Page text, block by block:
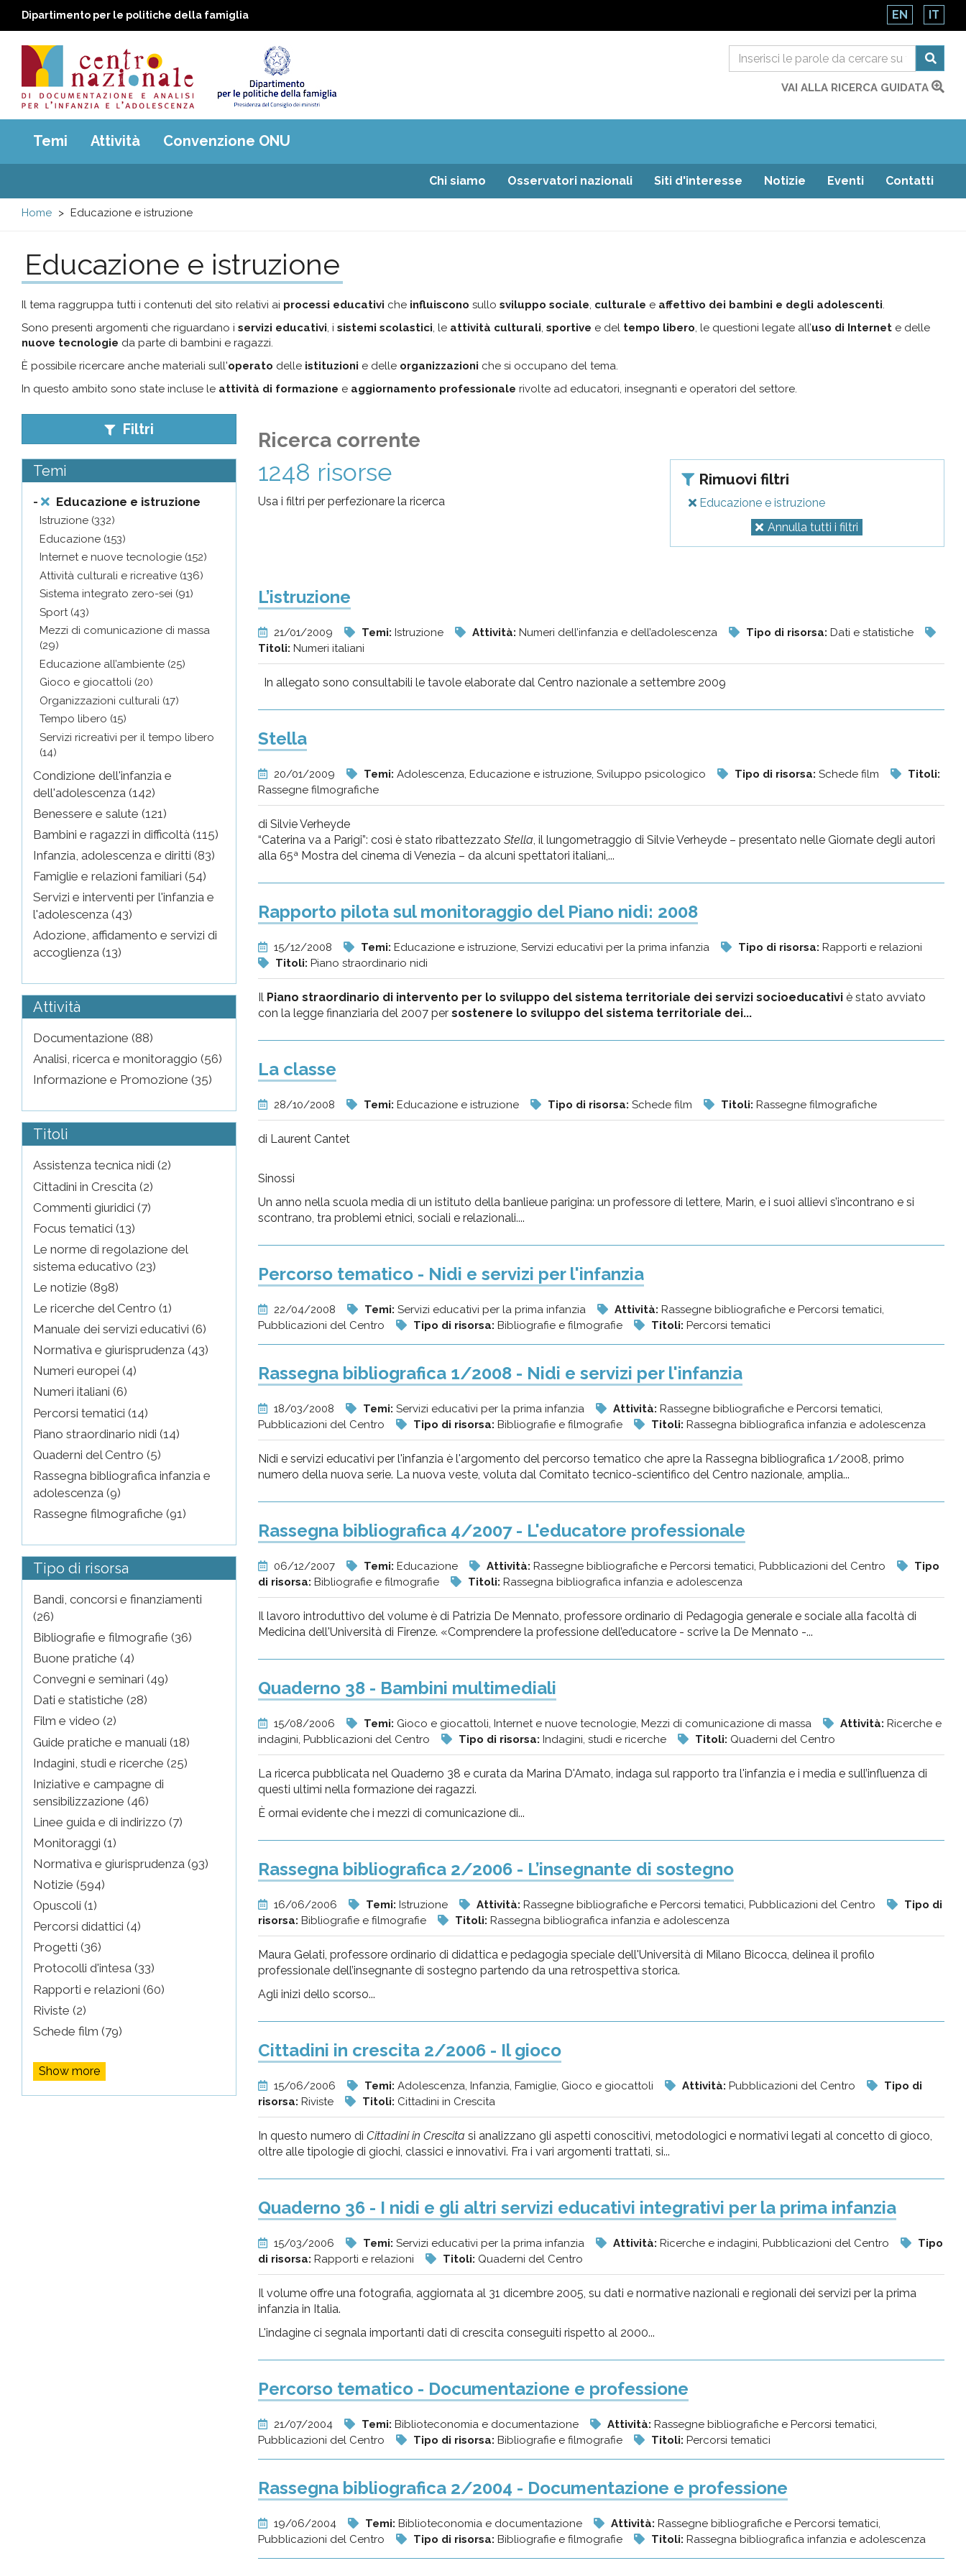
Dipartimento per le politiche della famiglia EN IT
Centro
nazionale
di
e
analisi
pr
l'infanzia
e
l'adolescenza
VAI ALLA RICERCA GUIDATA
Main
menu
Temi Attività Convenzione ONU
Chi siamo Osservatori nazionali Siti d'interesse Notizie Eventi Contatti
Home Educazione e istruzione
Educazione e istruzione
Il tema raggruppa tutti i contenuti del sito relativi ai processi educativi che influiscono sullo sviluppo sociale culturale e affettivo dei bambini e degli adolescenti
Sono presenti argomenti che riguardano i servizi educativi , i sistemi scolastici , le attività culturali sportive e del tempo libero , le questioni legate all’uso di Internet e delle
nuove tecnologie da parte di bambini e ragazzi.
È possibile ricercare anche materiali sull'operato delle istituzioni e delle organizzazioni che si occupano del tema.
In questo ambito sono state incluse le attività di formazione e aggiornamento professionale rivolte ad educatori, insegnanti e operatori del settore.
Filtri
Temi
- Educazione e istruzione
Istruzione (332)
Educazione (153)
Internet e nuove tecnologie (152)
Attività culturali e ricreative (136)
Sistema integrato zero-sei (91)
Sport (43)
Mezzi di comunicazione di massa
(29)
Educazione all’ambiente (25)
Gioco e giocattoli (20)
Organizzazioni culturali (17)
Tempo libero (15)
Servizi ricreativi per il tempo libero
(14)
Condizione dell'infanzia e
dell'adolescenza (142)
Benessere e salute (121)
Bambini e ragazzi in difficoltà (115)
Infanzia, adolescenza e diritti (83)
Famiglie e relazioni familiari (54)
Servizi e interventi per l'infanzia e
l'adolescenza (43)
Adozione, affidamento e servizi di
accoglienza (13)
Attività
Documentazione (88)
Analisi, ricerca e monitoraggio (56)
Informazione e Promozione (35)
Titoli
Assistenza tecnica nidi (2)
Cittadini in Crescita (2)
Commenti giuridici (7)
Focus tematici (13)
Le norme di regolazione del
sistema educativo (23)
Le notizie (898)
Le ricerche del Centro (1)
Manuale dei servizi educativi (6)
Normativa e giurisprudenza (43)
Numeri europei (4)
Numeri italiani (6)
Percorsi tematici (14)
Piano straordinario nidi (14)
Quaderni del Centro (5)
Rassegna bibliografica infanzia e
adolescenza (9)
Rassegne filmografiche (91)
Tipo di risorsa
Bandi, concorsi e finanziamenti
(26)
Bibliografie e filmografie (36)
Buone pratiche (4)
Convegni e seminari (49)
Dati e statistiche (28)
Film e video (2)
Guide pratiche e manuali (18)
Indagini, studi e ricerche (25)
Iniziative e campagne di
sensibilizzazione (46)
Linee guida e di indirizzo (7)
Monitoraggi (1)
Normativa e giurisprudenza (93)
Notizie (594)
Opuscoli (1)
Percorsi didattici (4)
Progetti (36)
Protocolli d'intesa (33)
Rapporti e relazioni (60)
Riviste (2)
Schede film (79)
Show more
Ricerca corrente
1248 risorse
Usa i filtri per perfezionare la ricerca
Rimuovi filtri
Educazione e istruzione
Annulla tutti i filtri
L’istruzione
21/01/2009 Temi: Istruzione Attività: Numeri dell’infanzia e dell’adolescenza Tipo di risorsa: Dati e statistiche
Titoli: Numeri italiani
In allegato sono consultabili le tavole elaborate dal Centro nazionale a settembre 2009
Stella
20/01/2009 Temi: Adolescenza, Educazione e istruzione, Sviluppo psicologico Tipo di risorsa: Schede film
Titoli:
Rassegne filmografiche
di Silvie Verheyde
“Caterina va a Parigi”: così è stato ribattezzato Stella , il lungometraggio di Silvie Verheyde – presentato nelle Giornate degli autori
alla 65ª Mostra del cinema di Venezia – da alcuni spettatori italiani,...
Rapporto pilota sul monitoraggio del Piano nidi: 2008
15/12/2008 Temi: Educazione e istruzione, Servizi educativi per la prima infanzia Tipo di risorsa: Rapporti e relazioni
Titoli: Piano straordinario nidi
Il Piano straordinario di intervento per lo sviluppo del sistema territoriale dei servizi socioeducativi è stato avviato
con la legge finanziaria del 2007 per sostenere lo sviluppo del sistema territoriale dei...
La classe
28/10/2008 Temi: Educazione e istruzione Tipo di risorsa: Schede film Titoli: Rassegne filmografiche
di Laurent Cantet
Sinossi
Un anno nella scuola media di un istituto della banlieue parigina: un professore di lettere, Marin, e i suoi allievi s’incontrano e si
scontrano, tra problemi etnici, sociali e relazionali....
Percorso tematico - Nidi e servizi per l'infanzia
22/04/2008 Temi: Servizi educativi per la prima infanzia Attività: Rassegne bibliografiche e Percorsi tematici,
Pubblicazioni del Centro
Tipo di risorsa: Bibliografie e filmografie Titoli: Percorsi tematici
Rassegna bibliografica 1/2008 - Nidi e servizi per l'infanzia
18/03/2008 Temi: Servizi educativi per la prima infanzia Attività: Rassegne bibliografiche e Percorsi tematici,
Pubblicazioni del Centro
Tipo di risorsa: Bibliografie e filmografie Titoli: Rassegna bibliografica infanzia e adolescenza
Nidi e servizi educativi per l'infanzia è l'argomento del percorso tematico che apre la Rassegna bibliografica 1/2008, primo
numero della nuova serie. La nuova veste, voluta dal Comitato tecnico-scientifico del Centro nazionale, amplia...
Rassegna bibliografica 4/2007 - L'educatore professionale
06/12/2007 Temi: Educazione Attività: Rassegne bibliografiche e Percorsi tematici, Pubblicazioni del Centro
Tipo
di risorsa: Bibliografie e filmografie Titoli: Rassegna bibliografica infanzia e adolescenza
Il lavoro introduttivo del volume è di Patrizia De Mennato, professore ordinario di Pedagogia generale e sociale alla facoltà di
Medicina dell'Università di Firenze. «Comprendere la professione dell’educatore - scrive la De Mennato -...
Quaderno 38 - Bambini multimediali
15/08/2006 Temi: Gioco e giocattoli, Internet e nuove tecnologie, Mezzi di comunicazione di massa Attività: Ricerche e
indagini, Pubblicazioni del Centro
Tipo di risorsa: Indagini, studi e ricerche Titoli: Quaderni del Centro
La ricerca pubblicata nel Quaderno 38 e curata da Marina D'Amato, indaga sul rapporto tra l'infanzia e i media e sull’influenza di
questi ultimi nella formazione dei ragazzi.
È ormai evidente che i mezzi di comunicazione di...
Rassegna bibliografica 2/2006 - L’insegnante di sostegno
16/06/2006 Temi: Istruzione Attività: Rassegne bibliografiche e Percorsi tematici, Pubblicazioni del Centro
Tipo di
risorsa: Bibliografie e filmografie Titoli: Rassegna bibliografica infanzia e adolescenza
Maura Gelati, professore ordinario di didattica e pedagogia speciale dell'Università di Milano Bicocca, delinea il profilo
professionale dell’insegnante di sostegno partendo da una retrospettiva storica.
Agli inizi dello scorso...
Cittadini in crescita 2/2006 - Il gioco
15/06/2006 Temi: Adolescenza, Infanzia, Famiglie, Gioco e giocattoli Attività: Pubblicazioni del Centro
Tipo di
risorsa: Riviste Titoli: Cittadini in Crescita
In questo numero di Cittadini in Crescita si analizzano gli aspetti conoscitivi, metodologici e normativi legati al concetto di gioco,
oltre alle tipologie di giochi, classici e innovativi. Fra i vari argomenti trattati, si...
Quaderno 36 - I nidi e gli altri servizi educativi integrativi per la prima infanzia
15/03/2006 Temi: Servizi educativi per la prima infanzia Attività: Ricerche e indagini, Pubblicazioni del Centro
Tipo
di risorsa: Rapporti e relazioni Titoli: Quaderni del Centro
Il volume offre una fotografia, aggiornata al 31 dicembre 2005, su dati e normative nazionali e regionali dei servizi per la prima
infanzia in Italia.
L'indagine ci segnala importanti dati di crescita conseguiti rispetto al 2000...
Percorso tematico - Documentazione e professione
21/07/2004 Temi: Biblioteconomia e documentazione Attività: Rassegne bibliografiche e Percorsi tematici,
Pubblicazioni del Centro
Tipo di risorsa: Bibliografie e filmografie Titoli: Percorsi tematici
Rassegna bibliografica 2/2004 - Documentazione e professione
19/06/2004 Temi: Biblioteconomia e documentazione Attività: Rassegne bibliografiche e Percorsi tematici,
Pubblicazioni del Centro
Tipo di risorsa: Bibliografie e filmografie Titoli: Rassegna bibliografica infanzia e adolescenza